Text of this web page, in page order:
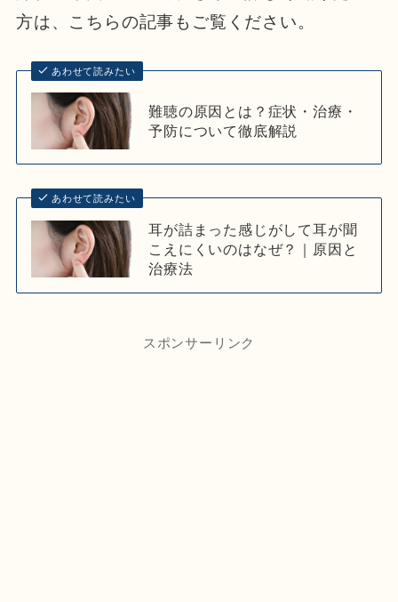
方は、こちらの記事もご覧ください。
あわせて読みたい
難聴の原因とは？症状・治療・
予防について徹底解説
あわせて読みたい
耳が詰まった感じがして耳が聞
こえにくいのはなぜ？｜原因と
治療法
スポンサーリンク